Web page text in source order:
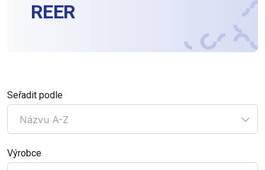
REER
Seřadit podle
Názvu A-Z
Výrobce